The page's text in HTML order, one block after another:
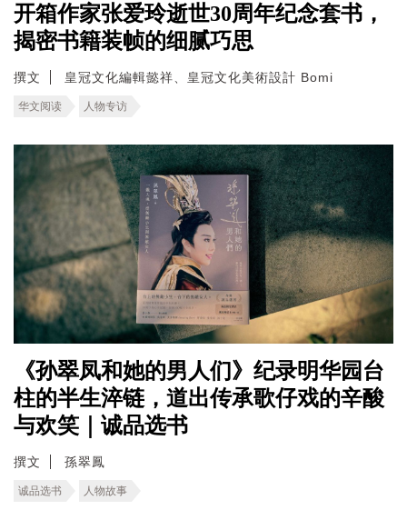
开箱作家张爱玲逝世30周年纪念套书，
揭密书籍装帧的细腻巧思
撰文 皇冠文化編輯懿祥、皇冠文化美術設計 Bomi
华文阅读 人物专访
《孙翠凤和她的男人们》纪录明华园台
柱的半生淬链，道出传承歌仔戏的辛酸
与欢笑｜诚品选书
撰文 孫翠鳳
诚品选书 人物故事